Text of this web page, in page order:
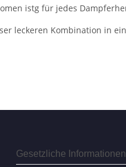
istg für jedes
leckeren Kombination in
Gesetzliche Informationen